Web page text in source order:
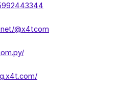
@x4tcom